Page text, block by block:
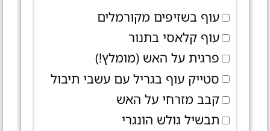
עוף בשזיפים מקורמלים
עוף קלאסי בתנור
פרגית על האש (מומלץ!)
סטייק עוף בגריל עם עשבי תיבול
קבב מזרחי על האש
תבשיל גולש הונגרי